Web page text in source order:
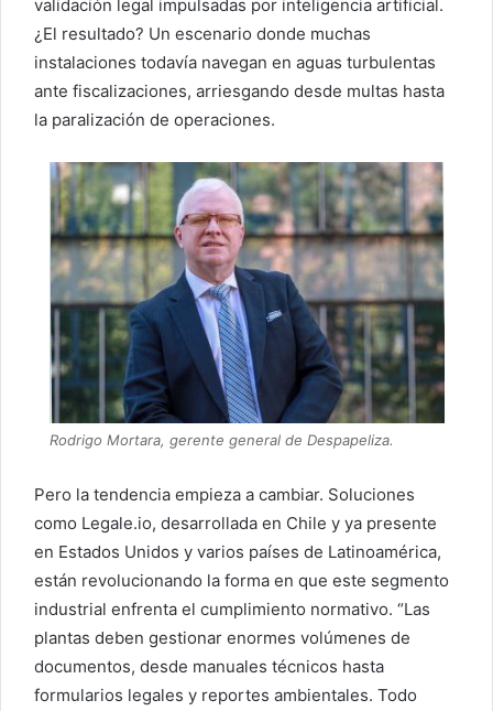
validación legal impulsadas por inteligencia artificial.
¿El resultado? Un escenario donde muchas
instalaciones todavía navegan en aguas turbulentas
ante fiscalizaciones, arriesgando desde multas hasta
la paralización de operaciones.
Rodrigo Mortara, gerente general de Despapeliza.
Pero la tendencia empieza a cambiar. Soluciones
como Legale.io, desarrollada en Chile y ya presente
en Estados Unidos y varios países de Latinoamérica,
están revolucionando la forma en que este segmento
industrial enfrenta el cumplimiento normativo. “Las
plantas deben gestionar enormes volúmenes de
documentos, desde manuales técnicos hasta
formularios legales y reportes ambientales. Todo